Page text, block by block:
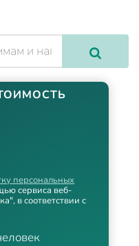
персональных
сервиса веб-
в соответствии с